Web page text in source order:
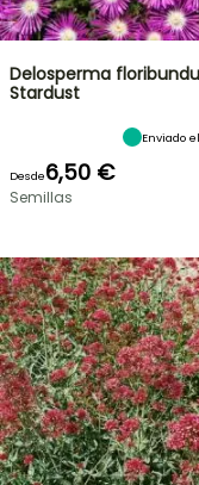
Delosperma
Stardust
Enviado
Desde6,50 €
Semillas